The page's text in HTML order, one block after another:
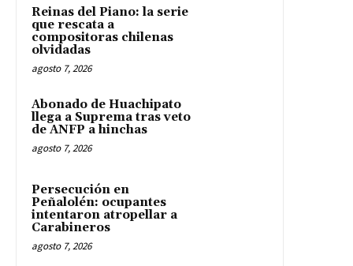
Reinas del Piano: la serie
que rescata a
compositoras chilenas
olvidadas
agosto 7, 2026
Abonado de Huachipato
llega a Suprema tras veto
de ANFP a hinchas
agosto 7, 2026
Persecución en
Peñalolén: ocupantes
intentaron atropellar a
Carabineros
agosto 7, 2026